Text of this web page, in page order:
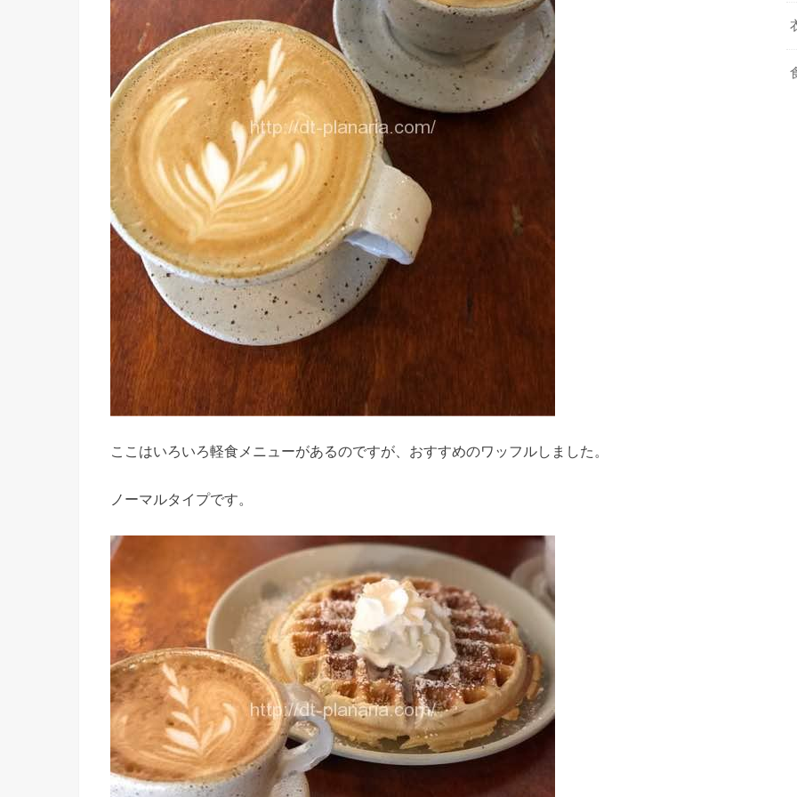
ここはいろいろ軽食メニューがあるのですが、おすすめのワッフルしました。
ノーマルタイプです。